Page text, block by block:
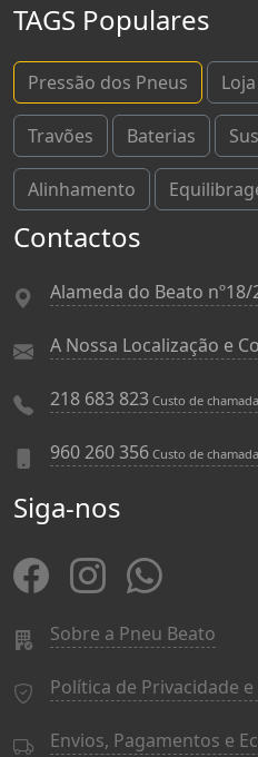
TAGS Populares
Pressão dos Pneus
Travões Baterias
Alinhamento
Contactos
Alameda do Beato nº18/
A Nossa Localização e
218 683 823 Custo de
960 260 356 Custo de
Siga-nos
Sobre a Pneu Beato
Política de Privacidade e
Envios, Pagamentos e